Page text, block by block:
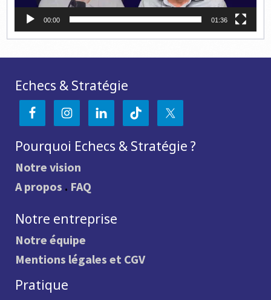
00:00 01:36
Echecs & Stratégie
Pourquoi Echecs & Stratégie ?
Notre vision
A propos . FAQ
Notre entreprise
Notre équipe
Mentions légales et CGV
Pratique